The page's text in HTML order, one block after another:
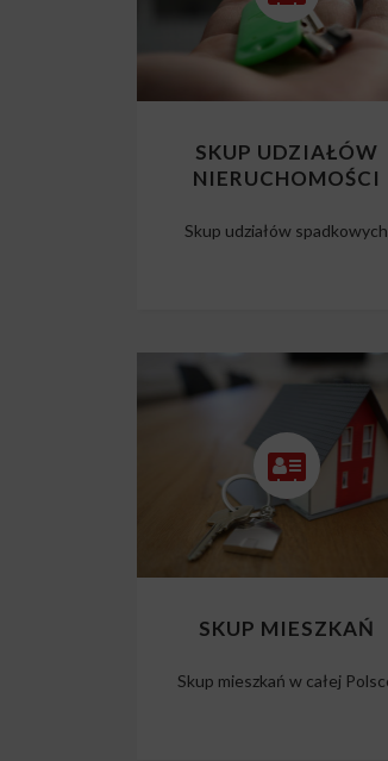
SKUP UDZIAŁÓW
NIERUCHOMOŚCI
Skup udziałów spadkowych
SKUP MIESZKAŃ
Skup mieszkań w całej